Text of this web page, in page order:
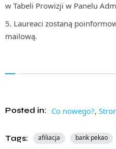
w Tabeli Prowizji w Panelu
Laureaci zostaną
mailową.
Posted in: Co nowego?,
Tags: afiliacja bank pekao